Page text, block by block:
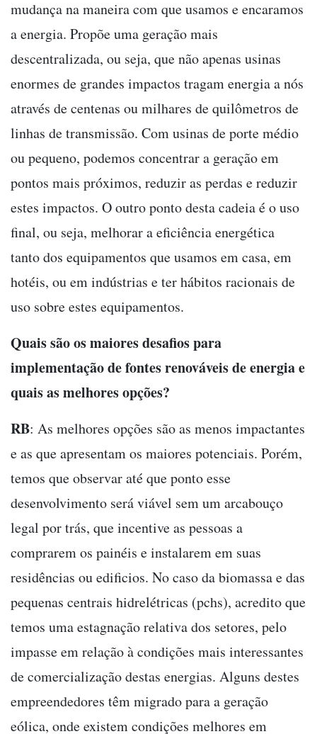
mudança na maneira com que usamos e encaramos
a energia. Propõe uma geração mais
descentralizada, ou seja, que não apenas usinas
enormes de grandes impactos tragam energia a nós
através de centenas ou milhares de quilômetros de
linhas de transmissão. Com usinas de porte médio
ou pequeno, podemos concentrar a geração em
pontos mais próximos, reduzir as perdas e reduzir
estes impactos. O outro ponto desta cadeia é o uso
final, ou seja, melhorar a eficiência energética
tanto dos equipamentos que usamos em casa, em
hotéis, ou em indústrias e ter hábitos racionais de
uso sobre estes equipamentos.
Quais são os maiores desafios para
implementação de fontes renováveis de energia e
quais as melhores opções?
RB: As melhores opções são as menos impactantes
e as que apresentam os maiores potenciais. Porém,
temos que observar até que ponto esse
desenvolvimento será viável sem um arcabouço
legal por trás, que incentive as pessoas a
comprarem os painéis e instalarem em suas
residências ou edificios. No caso da biomassa e das
pequenas centrais hidrelétricas (pchs), acredito que
temos uma estagnação relativa dos setores, pelo
impasse em relação à condições mais interessantes
de comercialização destas energias. Alguns destes
empreendedores têm migrado para a geração
eólica, onde existem condições melhores em